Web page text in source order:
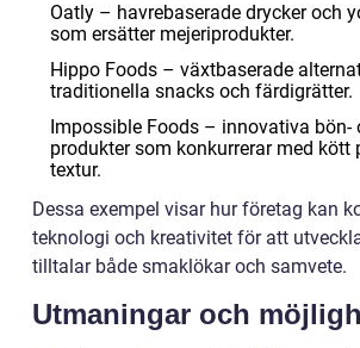
Oatly – havrebaserade drycker och
som ersätter mejeriprodukter.
Hippo Foods – växtbaserade
traditionella snacks och färdigrätter.
Impossible Foods – innovativa bön-
produkter som konkurrerar med kött
textur.
Dessa exempel visar hur företag kan
teknologi och kreativitet för att
tilltalar både smaklökar och samvete.
Utmaningar och